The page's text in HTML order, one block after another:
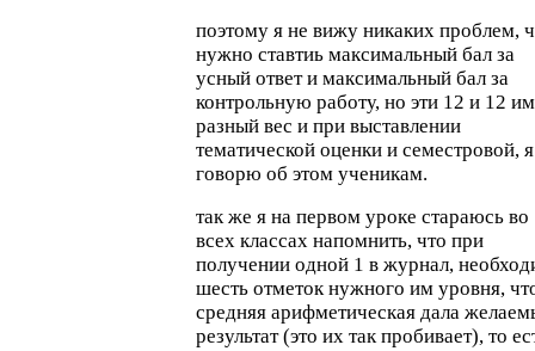
поэтому я не вижу никаких проблем,
нужно ставтиь максимальный бал за
усный ответ и максимальный бал за
контрольную работу, но эти 12 и 12
разный вес и при выставлении
тематической оценки и семестровой, я
говорю об этом ученикам.
так же я на первом уроке стараюсь во
всех классах напомнить, что при
получении одной 1 в журнал,
шесть отметок нужного им уровня,
средняя арифметическая дала
результат (это их так пробивает), то